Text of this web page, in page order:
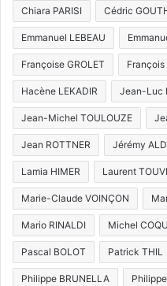
Chiara PARISI Cédric
Emmanuel LEBEAU
Françoise GROLET François
Hacène LEKADIR Jean-Luc
Jean-Michel TOULOUZE
Jean ROTTNER Jérémy
Lamia HIMER Laurent
Marie-Claude VOINÇON
Mario RINALDI Michel
Pascal BOLOT Patrick THIL
Philippe BRUNELLA